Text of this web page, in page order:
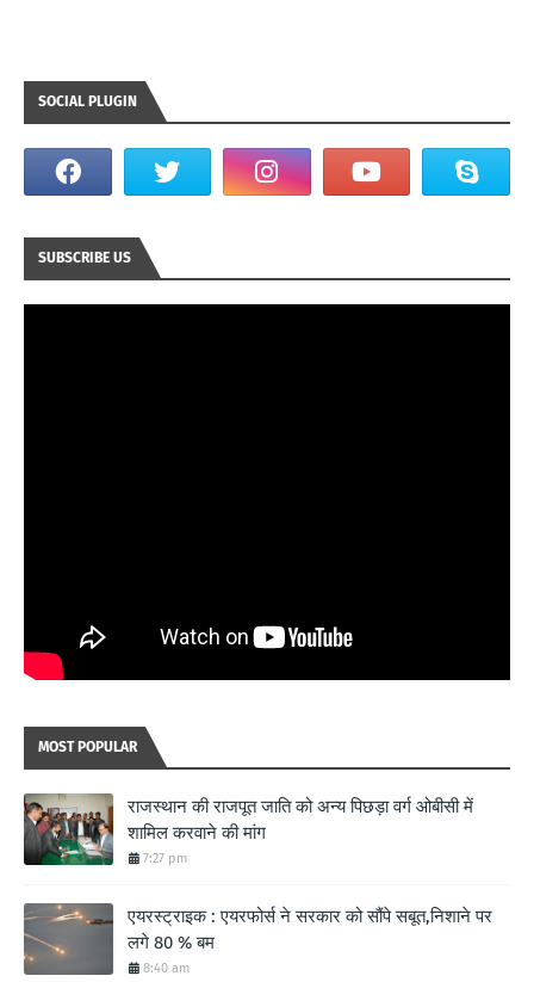
SOCIAL PLUGIN
SUBSCRIBE US
MOST POPULAR
राजस्थान की राजपूत जाति को अन्य पिछड़ा वर्ग ओबीसी में
शामिल करवाने की मांग
7:27 pm
एयरस्ट्राइक : एयरफोर्स ने सरकार को सौंपे सबूत,निशाने पर
लगे 80 % बम
8:40 am